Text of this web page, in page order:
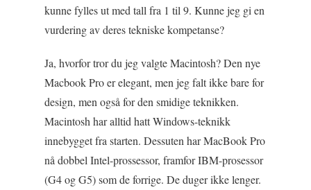
kunne fylles ut med tall fra 1 til 9. Kunne jeg gi en
vurdering av deres tekniske kompetanse?
Ja, hvorfor tror du jeg valgte Macintosh? Den nye
Macbook Pro er elegant, men jeg falt ikke bare for
design, men også for den smidige teknikken.
Macintosh har alltid hatt Windows-teknikk
innebygget fra starten. Dessuten har MacBook Pro
nå dobbel Intel-prossessor, framfor IBM-prosessor
(G4 og G5) som de forrige. De duger ikke lenger.